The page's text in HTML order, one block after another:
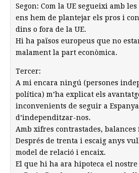
Segon: Com la UE segueixi amb
ens hem de plantejar els pros i
dins o fora de la UE.
Hi ha països europeus que no
malament la part econòmica.
Tercer:
A mi encara ningú (persones
política) m’ha explicat els
inconvenients de seguir a
d’independitzar-nos.
Amb xifres contrastades, balances
Després de trenta i escaig anys
model de relació i encaix.
El que hi ha ara hipoteca el